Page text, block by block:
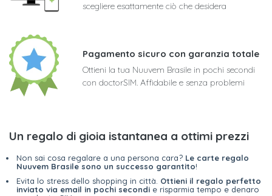
scegliere esattamente ciò che desidera
Pagamento sicuro con garanzia totale
Ottieni la tua Nuuvem Brasile in pochi secondi
con doctorSIM. Affidabile e senza problemi
Un regalo di gioia istantanea a ottimi prezzi
Non sai cosa regalare a una persona cara? Le carte regalo
Nuuvem Brasile sono un successo garantito!
Evita lo stress dello shopping in città. Ottieni il regalo perfetto
inviato via email in pochi secondi e risparmia tempo e denaro